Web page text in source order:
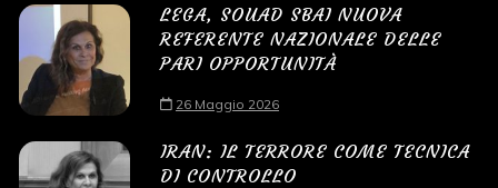
LEGA, SOUAD SBAI NUOVA
REFERENTE NAZIONALE DELLE
PARI OPPORTUNITÀ
26 Maggio 2026
IRAN: IL TERRORE COME TECNICA
DI CONTROLLO